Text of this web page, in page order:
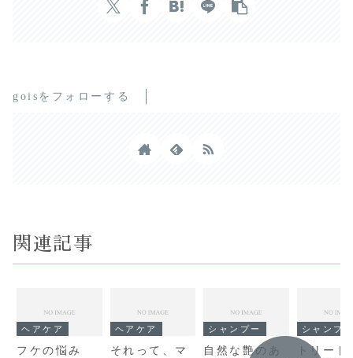
goisをフォローする
関連記事
ヘアケア
フケの悩み
ヘアケア
それって、マ
シャンプー
自然な艶のあ
シャンプ
トリー